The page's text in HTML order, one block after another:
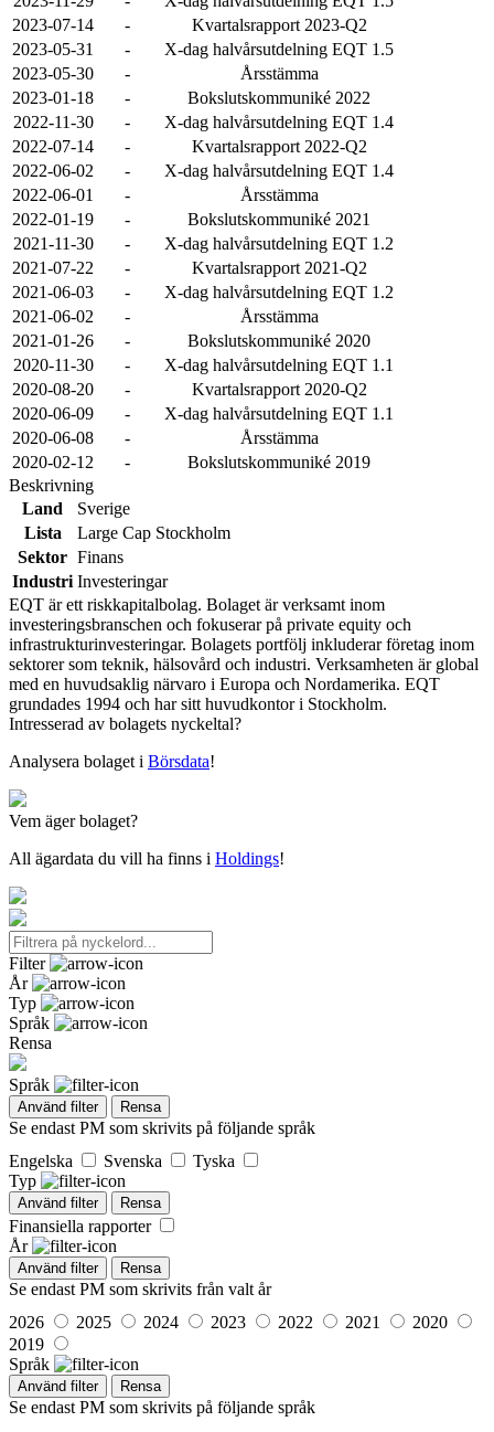
2023-07-14
-
Kvartalsrapport 2023-Q2
2023-05-31
-
X-dag halvårsutdelning EQT 1.5
2023-05-30
-
Årsstämma
2023-01-18
-
Bokslutskommuniké 2022
2022-11-30
-
X-dag halvårsutdelning EQT 1.4
2022-07-14
-
Kvartalsrapport 2022-Q2
2022-06-02
-
X-dag halvårsutdelning EQT 1.4
2022-06-01
-
Årsstämma
2022-01-19
-
Bokslutskommuniké 2021
2021-11-30
-
X-dag halvårsutdelning EQT 1.2
2021-07-22
-
Kvartalsrapport 2021-Q2
2021-06-03
-
X-dag halvårsutdelning EQT 1.2
2021-06-02
-
Årsstämma
2021-01-26
-
Bokslutskommuniké 2020
2020-11-30
-
X-dag halvårsutdelning EQT 1.1
2020-08-20
-
Kvartalsrapport 2020-Q2
2020-06-09
-
X-dag halvårsutdelning EQT 1.1
2020-06-08
-
Årsstämma
2020-02-12
-
Bokslutskommuniké 2019
Beskrivning
Land
Sverige
Lista
Large Cap Stockholm
Sektor Finans
Industri Investeringar
EQT är ett riskkapitalbolag. Bolaget är verksamt inom
investeringsbranschen och fokuserar på private equity och
infrastrukturinvesteringar. Bolagets portfölj inkluderar företag inom
sektorer som teknik, hälsovård och industri. Verksamheten är global
med en huvudsaklig närvaro i Europa och Nordamerika. EQT
grundades 1994 och har sitt huvudkontor i Stockholm.
Intresserad av bolagets nyckeltal?
Analysera bolaget i Börsdata!
Vem äger bolaget?
All ägardata du vill ha finns i Holdings!
Filter
År
Typ
Språk
Rensa
Språk
Använd filter Rensa
Se endast PM som skrivits på följande språk
Engelska
Svenska
Tyska
Typ
Använd filter Rensa
Finansiella rapporter
År
Använd filter Rensa
Se endast PM som skrivits från valt år
2026
2025 2024 2023 2022 2021
2020
2019
Språk
Använd filter Rensa
Se endast PM som skrivits på följande språk